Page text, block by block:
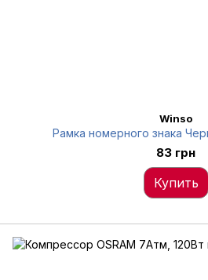
Winso
Рамка номерного знака
83 грн
Купить